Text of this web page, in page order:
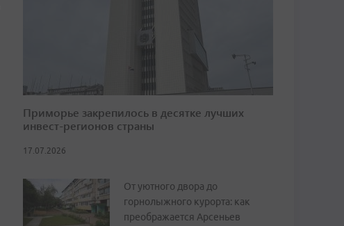
Приморье закрепилось в десятке лучших
инвест-регионов страны
17.07.2026
От уютного двора до
горнолыжного курорта: как
преображается Арсеньев